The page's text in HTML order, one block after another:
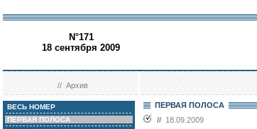
N°171
18 сентября 2009
//Архив
ВЕСЬ НОМЕР
ПЕРВАЯ ПОЛОСА
ПЕРВАЯ ПОЛОСА
// 18.09.2009